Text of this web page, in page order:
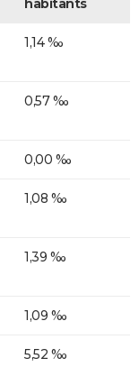
habitants
1,14 ‰
0,57 ‰
0,00 ‰
1,08 ‰
1,39 ‰
1,09 ‰
5,52 ‰